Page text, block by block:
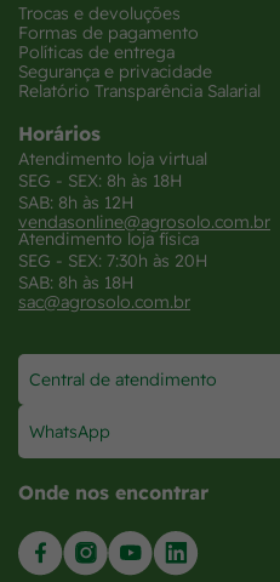
Trocas e devoluções
Formas de pagamento
Políticas de entrega
Segurança e privacidade
Relatório Transparência Salarial
Horários
Atendimento loja virtual
SEG - SEX: 8h às 18H
SAB: 8h às 12H
vendasonline@agrosolo.com.br
Atendimento loja física
SEG - SEX: 7:30h às 20H
SAB: 8h às 18H
sac@agrosolo.com.br
Central de atendimento
WhatsApp
Onde nos encontrar